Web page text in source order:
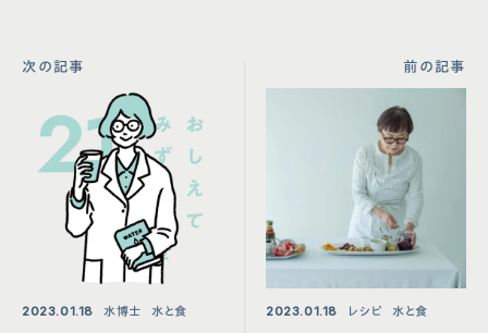
次の記事
2023.01.18 水博士 水と食
前の記事
2023.01.18 レシピ 水と食